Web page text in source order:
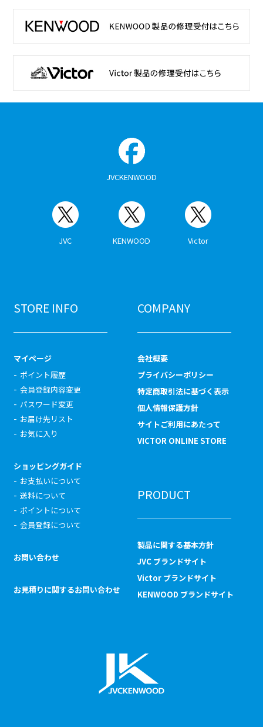
JVCKENWOOD
JVC KENWOOD Victor
STORE INFO
マイページ
ポイント履歴
会員登録内容変更
パスワード変更
お届け先リスト
お気に入り
ショッピングガイド
お支払いについて
送料について
ポイントについて
会員登録について
お問い合わせ
お見積りに関するお問い合わせ
COMPANY
会社概要
プライバシーポリシー
特定商取引法に基づく表示
個人情報保護方針
サイトご利用にあたって
VICTOR ONLINE STORE
PRODUCT
製品に関する基本方針
JVC ブランドサイト
Victor ブランドサイト
KENWOOD ブランドサイト